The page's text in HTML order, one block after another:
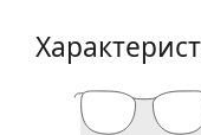
Мы
Прилагаемая
могут